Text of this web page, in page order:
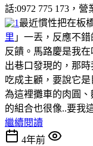
話:0972 775 173，
最近慣性把在板
里 」一丟，反應不
反饋。馬路慶是我
出巷口發現的，那
吃成主顧，要說它
為這裡攤車的肉圓
的組合也很像..要我
繼續閱讀
4年前